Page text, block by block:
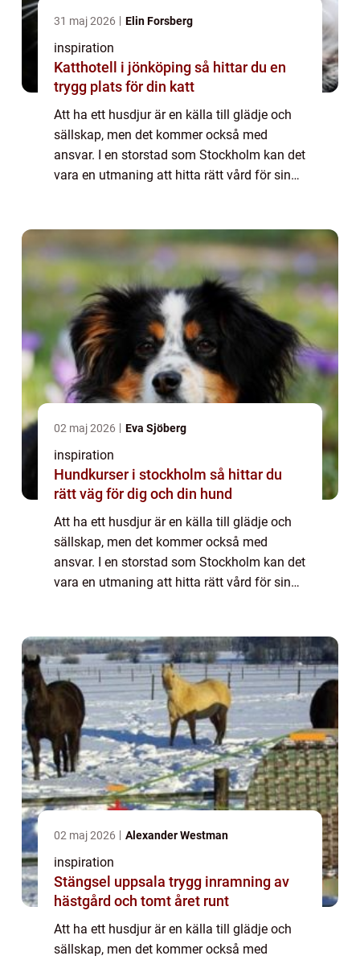
31 maj 2026 Elin Forsberg
inspiration
Katthotell i jönköping så hittar du en
trygg plats för din katt
Att ha ett husdjur är en källa till glädje och
sällskap, men det kommer också med
ansvar. I en storstad som Stockholm kan det
vara en utmaning att hitta rätt vård för sina
02 maj 2026 Eva Sjöberg
inspiration
Hundkurser i stockholm så hittar du
rätt väg för dig och din hund
Att ha ett husdjur är en källa till glädje och
sällskap, men det kommer också med
ansvar. I en storstad som Stockholm kan det
vara en utmaning att hitta rätt vård för sina
02 maj 2026 Alexander Westman
inspiration
Stängsel uppsala trygg inramning av
hästgård och tomt året runt
Att ha ett husdjur är en källa till glädje och
sällskap, men det kommer också med